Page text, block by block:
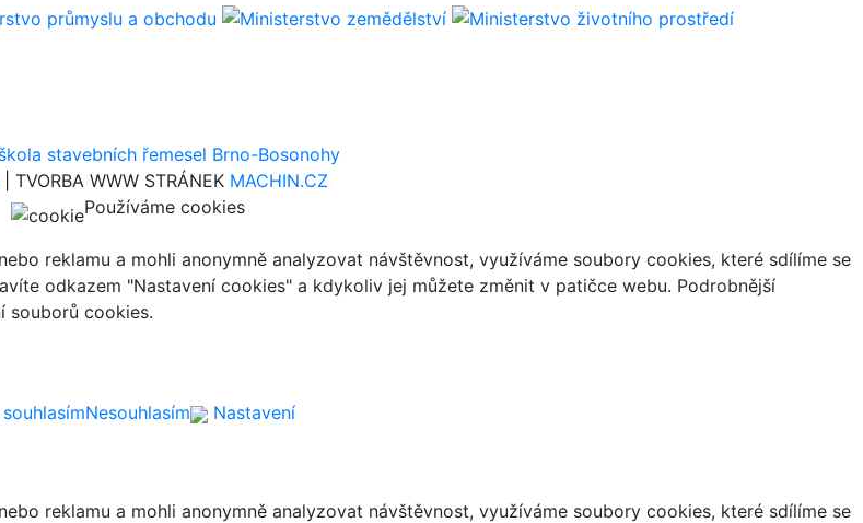
| TVORBA WWW STRÁNEK MACHIN.CZ
Používáme cookies
reklamu a mohli anonymně analyzovat návštěvnost, využíváme soubory cookies, které sdílíme se
odkazem "Nastavení cookies" a kdykoliv jej můžete změnit v patičce webu. Podrobnější
souborů cookies.
Nesouhlasím Nastavení
reklamu a mohli anonymně analyzovat návštěvnost, využíváme soubory cookies, které sdílíme se